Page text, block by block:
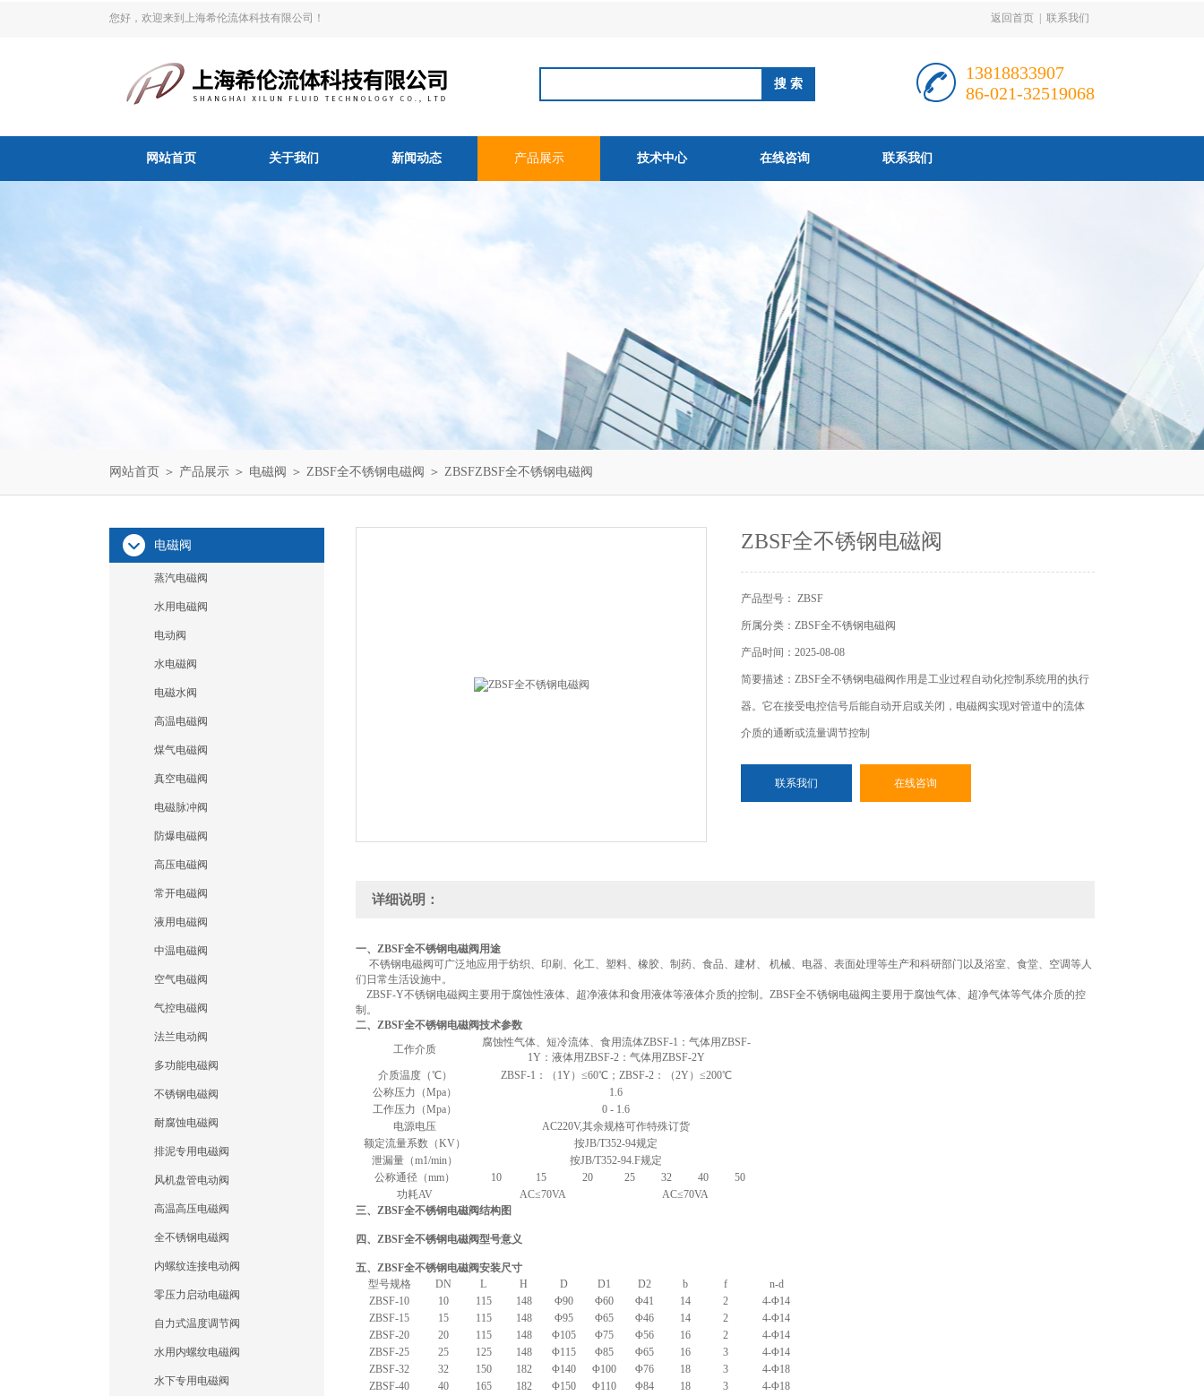
您好，欢迎来到上海希伦流体科技有限公司！ 返回首页 联系我们
13818833907
86-021-32519068
网站首页 关于我们 新闻动态 产品展示 技术中心 在线咨询 联系我们
网站首页 ＞ 产品展示 ＞ 电磁阀 ＞ ZBSF全不锈钢电磁阀 ＞ ZBSFZBSF全不锈钢电磁阀
电磁阀
蒸汽电磁阀
水用电磁阀
电动阀
水电磁阀
电磁水阀
高温电磁阀
煤气电磁阀
真空电磁阀
电磁脉冲阀
防爆电磁阀
高压电磁阀
常开电磁阀
液用电磁阀
中温电磁阀
空气电磁阀
气控电磁阀
法兰电动阀
多功能电磁阀
不锈钢电磁阀
耐腐蚀电磁阀
排泥专用电磁阀
风机盘管电动阀
高温高压电磁阀
全不锈钢电磁阀
内螺纹连接电动阀
零压力启动电磁阀
自力式温度调节阀
水用内螺纹电磁阀
水下专用电磁阀
ZBSF全不锈钢电磁阀
产品型号： ZBSF
所属分类：ZBSF全不锈钢电磁阀
产品时间：2025-08-08
简要描述：ZBSF全不锈钢电磁阀作用是工业过程自动化控制系统用的执行
器。它在接受电控信号后能自动开启或关闭，电磁阀实现对管道中的流体
介质的通断或流量调节控制
联系我们 在线咨询
详细说明：
一、ZBSF全不锈钢电磁阀用途
不锈钢电磁阀可广泛地应用于纺织、印刷、化工、塑料、橡胶、制药、食品、建材、 机械、电器、表面处理等生产和科研部门以及浴室、食堂、空调等人
们日常生活设施中。
ZBSF-Y不锈钢电磁阀主要用于腐蚀性液体、超净液体和食用液体等液体介质的控制。ZBSF全不锈钢电磁阀主要用于腐蚀气体、超净气体等气体介质的控
制。
二、ZBSF全不锈钢电磁阀技术参数
工作介质
腐蚀性气体、短冷流体、食用流体ZBSF-1：气体用ZBSF-
1Y：液体用ZBSF-2：气体用ZBSF-2Y
介质温度（℃）
ZBSF-1：（1Y）≤60℃；ZBSF-2：（2Y）≤200℃
公称压力（Mpa）
1.6
工作压力（Mpa）
0 - 1.6
电源电压
AC220V,其余规格可作特殊订货
额定流量系数（KV）
按JB/T352-94规定
泄漏量（m1/min）
按JB/T352-94.F规定
公称通径（mm）
10 15 20 25 32 40
50
功耗AV
AC≤70VA
AC≤70VA
三、ZBSF全不锈钢电磁阀结构图
四、ZBSF全不锈钢电磁阀型号意义
五、ZBSF全不锈钢电磁阀安装尺寸
型号规格
DN L H D D1 D2 b f
n-d
ZBSF-10
10 115 148 Φ90 Φ60 Φ41 14 2
4-Φ14
ZBSF-15
15 115 148 Φ95 Φ65 Φ46 14 2
4-Φ14
ZBSF-20
20 115 148 Φ105 Φ75 Φ56 16 2
4-Φ14
ZBSF-25
25 125 148 Φ115 Φ85 Φ65 16 3
4-Φ14
ZBSF-32
32 150 182 Φ140 Φ100 Φ76 18 3
4-Φ18
ZBSF-40
40 165 182 Φ150 Φ110 Φ84 18 3
4-Φ18